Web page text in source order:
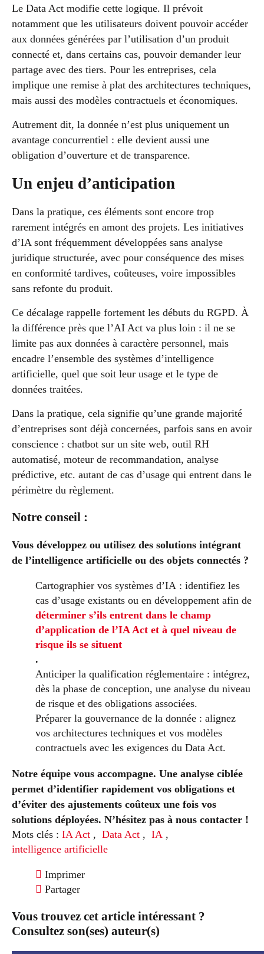
Le Data Act modifie cette logique. Il prévoit
notamment que les utilisateurs doivent pouvoir accéder
aux données générées par l’utilisation d’un produit
connecté et, dans certains cas, pouvoir demander leur
partage avec des tiers. Pour les entreprises, cela
implique une remise à plat des architectures techniques,
mais aussi des modèles contractuels et économiques.
Autrement dit, la donnée n’est plus uniquement un
avantage concurrentiel : elle devient aussi une
obligation d’ouverture et de transparence.
Un enjeu d’anticipation
Dans la pratique, ces éléments sont encore trop
rarement intégrés en amont des projets. Les initiatives
d’IA sont fréquemment développées sans analyse
juridique structurée, avec pour conséquence des mises
en conformité tardives, coûteuses, voire impossibles
sans refonte du produit.
Ce décalage rappelle fortement les débuts du RGPD. À
la différence près que l’AI Act va plus loin : il ne se
limite pas aux données à caractère personnel, mais
encadre l’ensemble des systèmes d’intelligence
artificielle, quel que soit leur usage et le type de
données traitées.
Dans la pratique, cela signifie qu’une grande majorité
d’entreprises sont déjà concernées, parfois sans en avoir
conscience : chatbot sur un site web, outil RH
automatisé, moteur de recommandation, analyse
prédictive, etc. autant de cas d’usage qui entrent dans le
périmètre du règlement.
Notre conseil :
Vous développez ou utilisez des solutions intégrant
de l’intelligence artificielle ou des objets connectés ?
Cartographier vos systèmes d’IA : identifiez les
cas d’usage existants ou en développement afin de
déterminer s’ils entrent dans le champ
d’application de l’IA Act et à quel niveau de
risque ils se situent
.
Anticiper la qualification réglementaire : intégrez,
dès la phase de conception, une analyse du niveau
de risque et des obligations associées.
Préparer la gouvernance de la donnée : alignez
vos architectures techniques et vos modèles
contractuels avec les exigences du Data Act.
Notre équipe vous accompagne. Une analyse ciblée
permet d’identifier rapidement vos obligations et
d’éviter des ajustements coûteux une fois vos
solutions déployées. N’hésitez pas à nous contacter !
Mots clés : IA Act , Data Act , IA ,
intelligence artificielle
Imprimer
Partager
Vous trouvez cet article intéressant ?
Consultez son(ses) auteur(s)